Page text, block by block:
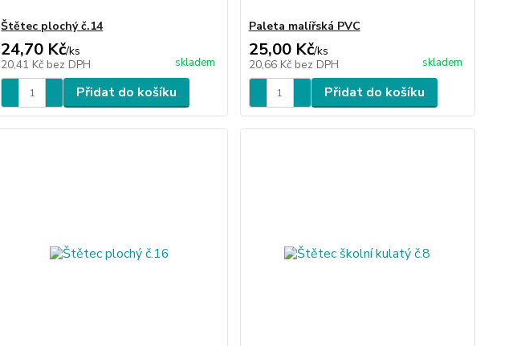
Štětec plochý č.14
24,70 Kč/ks
20,41 Kč bez DPH skladem
Přidat do košíku
Paleta malířská PVC
25,00 Kč/ks
20,66 Kč bez DPH skladem
Přidat do košíku